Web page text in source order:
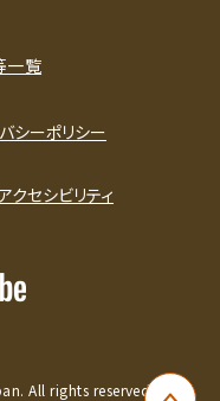
一覧
シーポリシー
クセシビリティ
All rights reserved.